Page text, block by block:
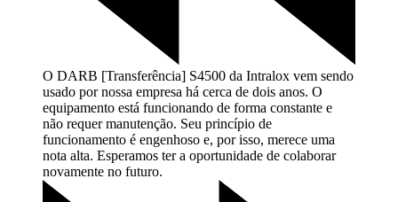
O DARB [Transferência] S4500 da Intralox vem sendo
usado por nossa empresa há cerca de dois anos. O
equipamento está funcionando de forma constante e
não requer manutenção. Seu princípio de
funcionamento é engenhoso e, por isso, merece uma
nota alta. Esperamos ter a oportunidade de colaborar
novamente no futuro.